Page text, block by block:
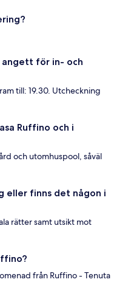
angett för in- och
till: 19.30. Utcheckning
Ruffino och i
och utomhuspool, såväl
eller finns det någon i
rätter samt utsikt mot
från Ruffino - Tenuta